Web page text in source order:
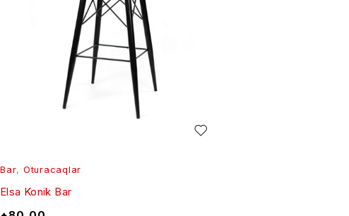
Bar, Oturacaqlar
Elsa Konik Bar